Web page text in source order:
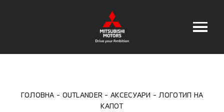
ГОЛОВНА OUTLANDER АКСЕСУАРИ
ЛОГОТИП НА
КАПОТ